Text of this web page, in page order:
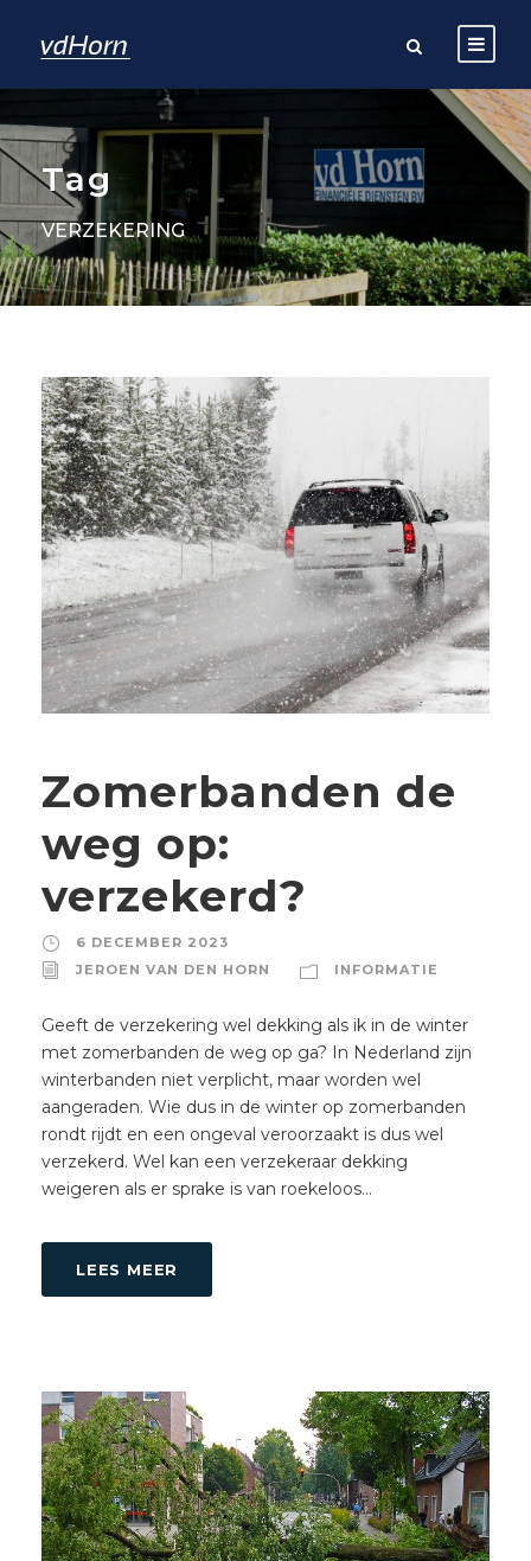
Tag
VERZEKERING
Zomerbanden de
weg op:
verzekerd?
6 DECEMBER 2023
JEROEN VAN DEN HORN
INFORMATIE
Geeft de verzekering wel dekking als ik in de winter
met zomerbanden de weg op ga? In Nederland zijn
winterbanden niet verplicht, maar worden wel
aangeraden. Wie dus in de winter op zomerbanden
rondt rijdt en een ongeval veroorzaakt is dus wel
verzekerd. Wel kan een verzekeraar dekking
weigeren als er sprake is van roekeloos...
LEES MEER